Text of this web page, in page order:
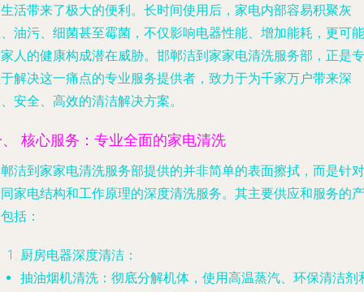
活带来了极大的便利。长时间使用后，家电内部容易积聚灰
油污、细菌甚至霉菌，不仅影响电器性能、增加能耗，更可能
人的健康构成潜在威胁。邯郸洁到家家电清洗服务部，正是专
解决这一痛点的专业服务提供者，致力于为千家万户带来深
安全、高效的清洁解决方案。
核心服务：专业全面的家电清洗
洁到家家电清洗服务部提供的并非简单的表面擦拭，而是针对
家电结构和工作原理的深度清洗服务。其主要供应和服务的产
括：
厨房电器深度清洁 ：
抽油烟机清洗 ：彻底分解机体，使用高温蒸汽、环保清洁剂